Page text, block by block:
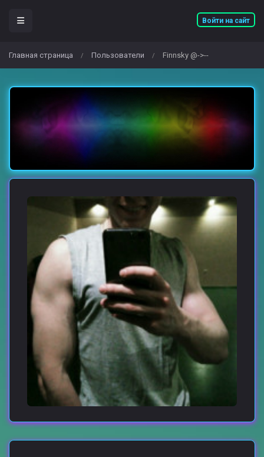
Войти на сайт
Главная страница / Пользователи / Finnsky @->--